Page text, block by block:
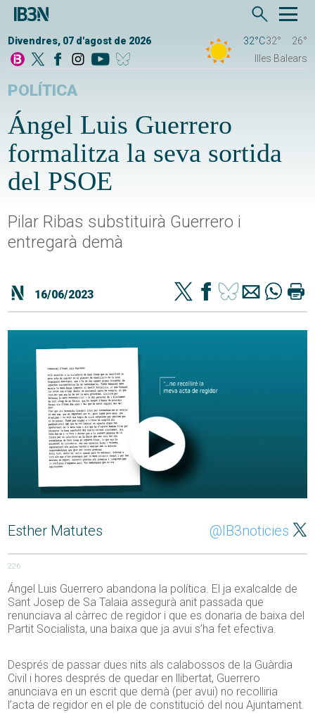
Divendres, 07 d'agost de 2026 32°C32°
26°
Illes Balears
POLÍTICA
Ángel Luis Guerrero
formalitza la seva sortida
del PSOE
Pilar Ribas substituirà Guerrero i
entregarà demà
16/06/2023
Esther Matutes @IB3noticies
226
Ángel Luis Guerrero abandona la política. El ja exalcalde de
Sant Josep de Sa Talaia assegurà anit passada que
renunciava al càrrec de regidor i que es donaria de baixa del
Partit Socialista, una baixa que ja avui s’ha fet efectiva.
Després de passar dues nits als calabossos de la Guàrdia
Civil i hores després de quedar en llibertat, Guerrero
anunciava en un escrit que demà (per avui) no recolliria
l’acta de regidor en el ple de constitució del nou Ajuntament.